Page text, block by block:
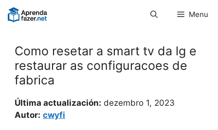
Pular
para
Menu
Como resetar a smart tv da lg e
restaurar as configuracoes de
fabrica
Última actualización: dezembro 1, 2023
Autor: cwyfi